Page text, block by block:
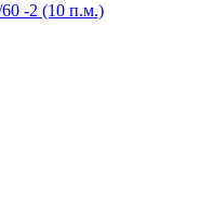
-2 (10 п.м.)